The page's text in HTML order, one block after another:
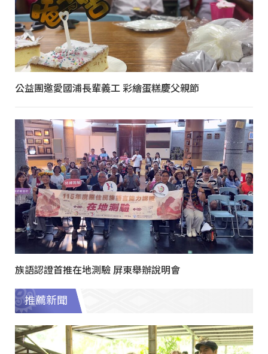
公益團邀愛國浦長輩義工 彩繪蛋糕慶父親節
族語認證首推在地測驗 屏東舉辦說明會
推薦新聞